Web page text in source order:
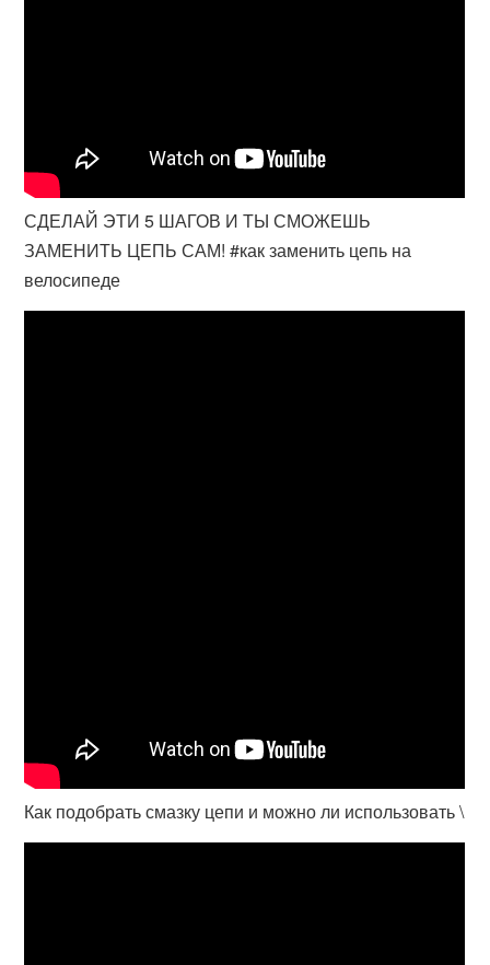
СДЕЛАЙ ЭТИ 5 ШАГОВ И ТЫ СМОЖЕШЬ
ЗАМЕНИТЬ ЦЕПЬ САМ! #как заменить цепь на
велосипеде
Как подобрать смазку цепи и можно ли использовать \